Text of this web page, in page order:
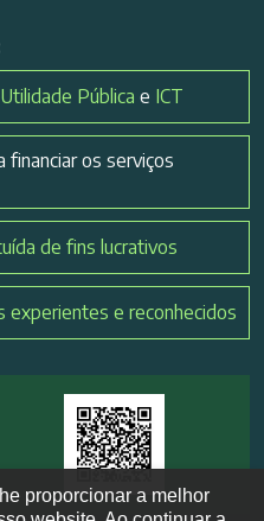
Utilidade Pública e ICT
financiar os serviços
de fins lucrativos
experientes e reconhecidos
proporcionar a melhor